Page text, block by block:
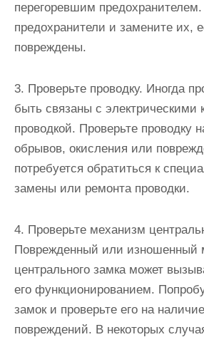
перегоревшим
предохранители и замените их,
повреждены.
3. Проверьте проводку. Иногда
быть связаны с электрическими
проводкой. Проверьте проводку
обрывов, окисления или
потребуется обратиться к
замены или ремонта проводки.
4. Проверьте механизм
Поврежденный или изношенный
центрального замка может
его функционированием.
замок и проверьте его на
повреждений. В некоторых